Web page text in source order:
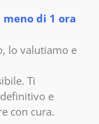
meno di 1 ora
lo valutiamo e
Ti
e
con cura.